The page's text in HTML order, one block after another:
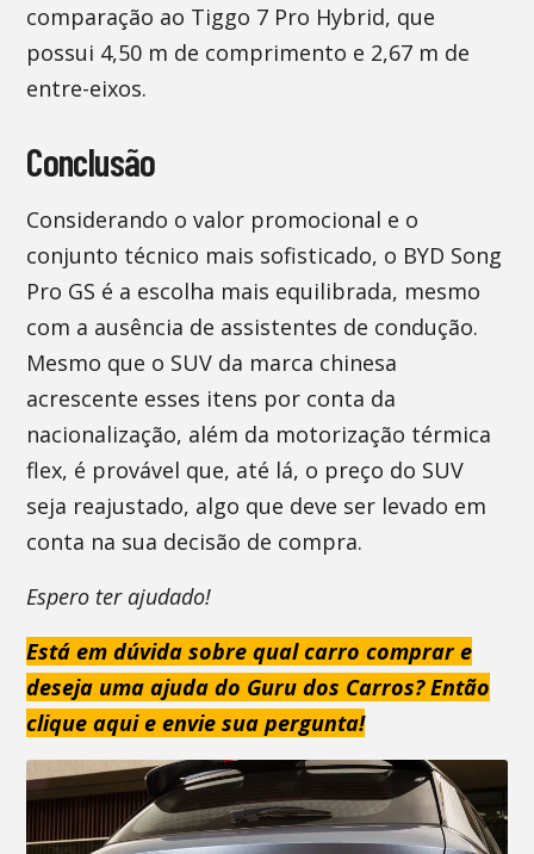
comparação ao Tiggo 7 Pro Hybrid, que
possui 4,50 m de comprimento e 2,67 m de
entre-eixos.
Conclusão
Considerando o valor promocional e o
conjunto técnico mais sofisticado, o BYD Song
Pro GS é a escolha mais equilibrada, mesmo
com a ausência de assistentes de condução.
Mesmo que o SUV da marca chinesa
acrescente esses itens por conta da
nacionalização, além da motorização térmica
flex, é provável que, até lá, o preço do SUV
seja reajustado, algo que deve ser levado em
conta na sua decisão de compra.
Espero ter ajudado!
Está em dúvida sobre qual carro comprar e
deseja uma ajuda do Guru dos Carros? Então
clique aqui e envie sua pergunta!